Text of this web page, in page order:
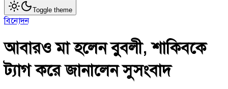
Toggle theme
বিনোদন
আবারও মা হলেন বুবলী, শাকিবকে
ট্যাগ করে জানালেন সুসংবাদ